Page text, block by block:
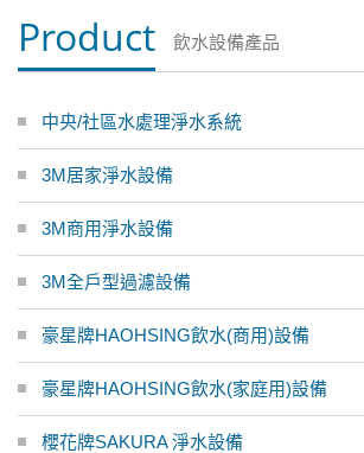
Product 飲水設備產品
中央/社區水處理淨水系統
3M居家淨水設備
3M商用淨水設備
3M全戶型過濾設備
豪星牌HAOHSING飲水(商用)設備
豪星牌HAOHSING飲水(家庭用)設備
櫻花牌SAKURA 淨水設備